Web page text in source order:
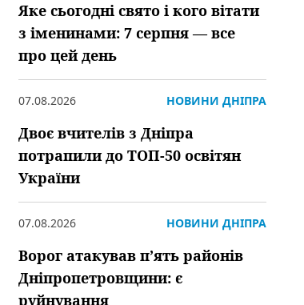
Яке сьогодні свято і кого вітати
з іменинами: 7 серпня — все
про цей день
07.08.2026 НОВИНИ ДНІПРА
Двоє вчителів з Дніпра
потрапили до ТОП-50 освітян
України
07.08.2026 НОВИНИ ДНІПРА
Ворог атакував пʼять районів
Дніпропетровщини: є
руйнування